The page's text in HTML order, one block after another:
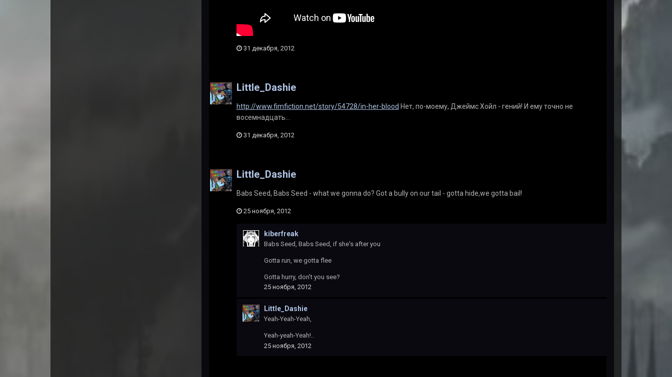
31 декабря, 2012
Little_Dashie
http://www.fimfiction.net/story/54728/in-her-blood Нет, по-моему, Джеймс Хойл - гений! И ему точно не
восемнадцать...
31 декабря, 2012
Little_Dashie
Babs Seed, Babs Seed - what we gonna do? Got a bully on our tail - gotta hide,we gotta bail!
25 ноября, 2012
kiberfreak
Babs Seed, Babs Seed, if she's after you
Gotta run, we gotta flee
Gotta hurry, don't you see?
25 ноября, 2012
Little_Dashie
Yeah-Yeah-Yeah,
Yeah-yeah-Yeah!..
25 ноября, 2012